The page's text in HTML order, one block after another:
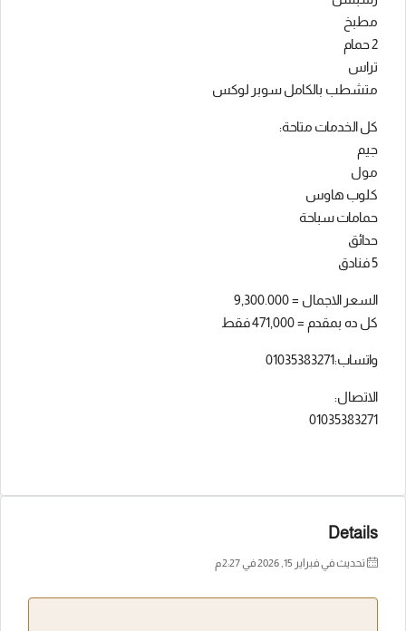
مطبخ
2 حمام
تراس
متشطب بالكامل سوبر لوكس
كل الخدمات متاحة:
جيم
مول
كلوب هاوس
حمامات سباحة
حدائق
5 فنادق
السعر الاجمال = 9,300.000
كل ده بمقدم = 471,000 فقط
واتساب:01035383271
الاتصال:
01035383271
Details
تحديث في فبراير 15, 2026 في 2:27 م